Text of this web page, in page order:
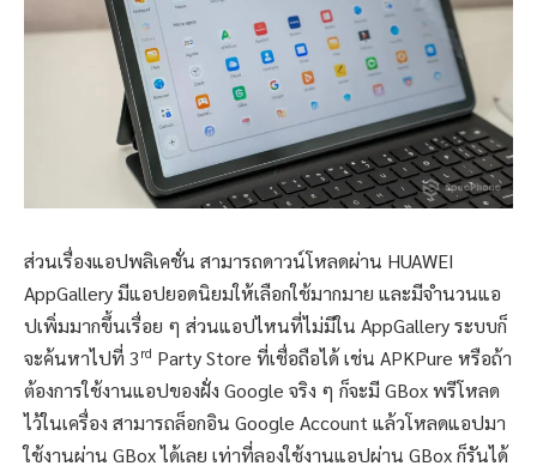
ส่วนเรื่องแอปพลิเคชั่น สามารถดาวน์โหลดผ่าน HUAWEI
AppGallery มีแอปยอดนิยมให้เลือกใช้มากมาย และมีจำนวนแอ
ปเพิ่มมากขึ้นเรื่อย ๆ ส่วนแอปไหนที่ไม่มีใน AppGallery ระบบก็
จะค้นหาไปที่ 3 rd Party Store ที่เชื่อถือได้ เช่น APKPure หรือถ้า
ต้องการใช้งานแอปของฝั่ง Google จริง ๆ ก็จะมี GBox พรีโหลด
ไว้ในเครื่อง สามารถล็อกอิน Google Account แล้วโหลดแอปมา
ใช้งานผ่าน GBox ได้เลย เท่าที่ลองใช้งานแอปผ่าน GBox ก็รันได้